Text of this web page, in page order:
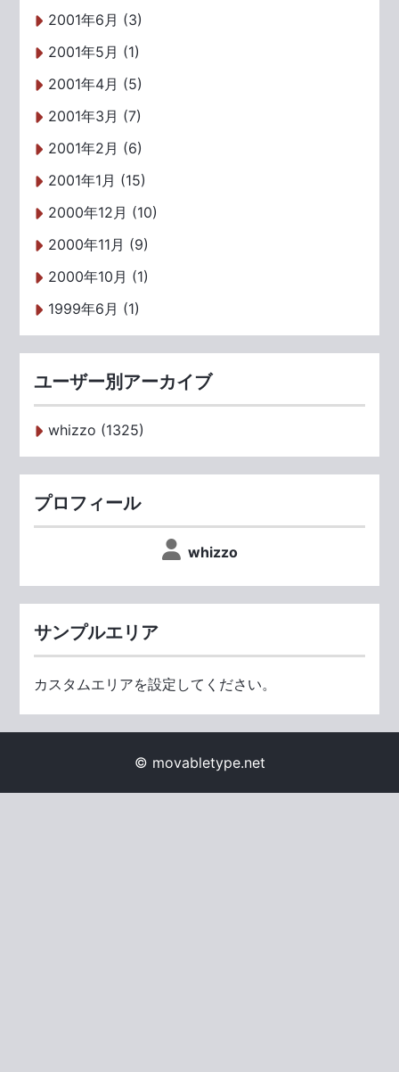
2001年6月 (3)
2001年5月 (1)
2001年4月 (5)
2001年3月 (7)
2001年2月 (6)
2001年1月 (15)
2000年12月 (10)
2000年11月 (9)
2000年10月 (1)
1999年6月 (1)
ユーザー別アーカイブ
whizzo (1325)
プロフィール
whizzo
サンプルエリア
カスタムエリアを設定してください。
© movabletype.net